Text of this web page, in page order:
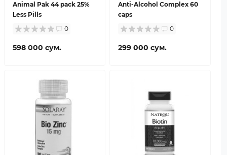
Animal Pak 44 pack 25%
Less Pills
0
598 000 сум.
Anti-Alcohol Complex 60
caps
0
299 000 сум.